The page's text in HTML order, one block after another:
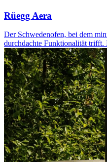
Rüegg Aera
Der Schwedenofen, bei dem
durchdachte Funktionalität trifft.